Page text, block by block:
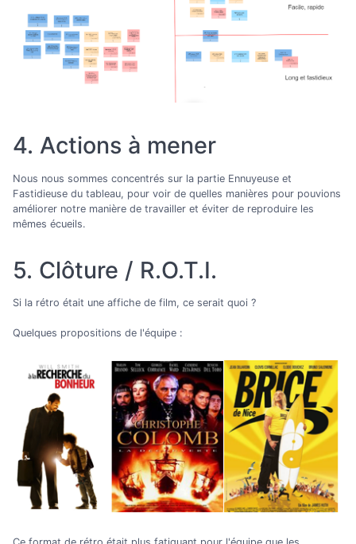
4. Actions à mener
Nous nous sommes concentrés sur la partie Ennuyeuse et
Fastidieuse du tableau, pour voir de quelles manières pour pouvions
améliorer notre manière de travailler et éviter de reproduire les
mêmes écueils.
5. Clôture / R.O.T.I.
Si la rétro était une affiche de film, ce serait quoi ?
Quelques propositions de l'équipe :